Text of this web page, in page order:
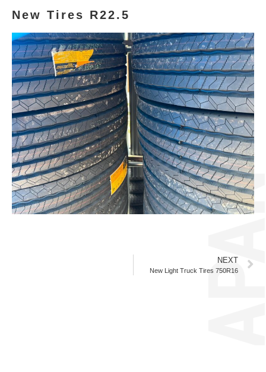
New Tires R22.5
NEXT
New Light Truck Tires 750R16